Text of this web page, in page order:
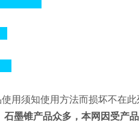
用须知使用方法而损坏不在此
墨锥产品众多，本网因受产